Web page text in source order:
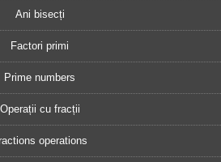
Ani bisecți
Factori primi
Prime numbers
Operații cu fracții
operations